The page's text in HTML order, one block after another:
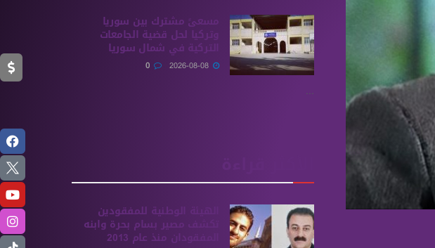
مسعىً مشترك بين سوريا
وتركيا لحل قضية الجامعات
التركية في شمال سوريا
...
الهيئة الوطنية للمفقودين
تكشف مصير بسام بحرة وابنه
المفقودان منذ عام 2013